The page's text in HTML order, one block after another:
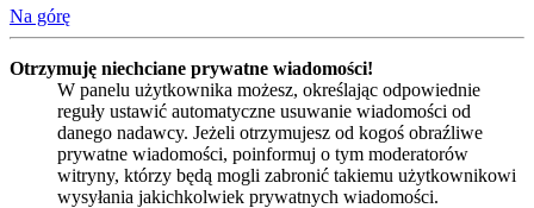
Na górę
Otrzymuję niechciane prywatne wiadomości!
W panelu użytkownika możesz, określając odpowiednie
reguły ustawić automatyczne usuwanie wiadomości od
danego nadawcy. Jeżeli otrzymujesz od kogoś obraźliwe
prywatne wiadomości, poinformuj o tym moderatorów
witryny, którzy będą mogli zabronić takiemu użytkownikowi
wysyłania jakichkolwiek prywatnych wiadomości.